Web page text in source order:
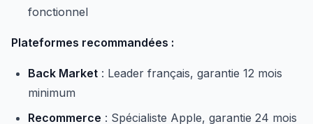
fonctionnel
Plateformes recommandées :
Back Market : Leader français, garantie 12 mois
minimum
Recommerce : Spécialiste Apple, garantie 24 mois